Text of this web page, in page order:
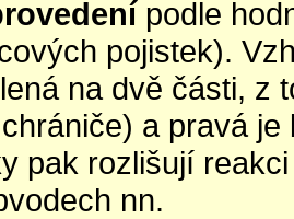
podle
pojistek).
na dvě části, z
a pravá
pak rozlišují
nn.